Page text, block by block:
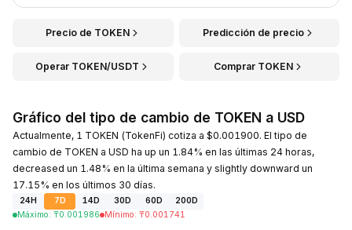
Precio de TOKEN Predicción de precio
Operar TOKEN/USDT Comprar TOKEN
Gráfico del tipo de cambio de TOKEN a USD
Actualmente, 1 TOKEN (TokenFi) cotiza a $0.001900. El tipo de
cambio de TOKEN a USD ha up un 1.84% en las últimas 24 horas,
decreased un 1.48% en la última semana y slightly downward un
17.15% en los últimos 30 días.
24H 7D 14D 30D 60D
200D
Máximo: ₸0.001986 Mínimo: ₸0.001741